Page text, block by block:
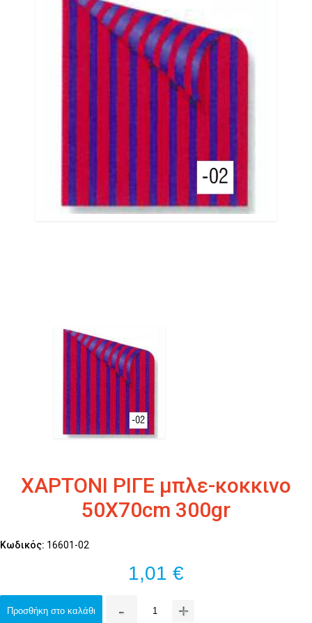
ΧΑΡΤΟΝΙ ΡΙΓΕ μπλε-κοκκινο
50Χ70cm 300gr
Κωδικός: 16601-02
1,01 €
Προσθήκη στο καλάθι - +